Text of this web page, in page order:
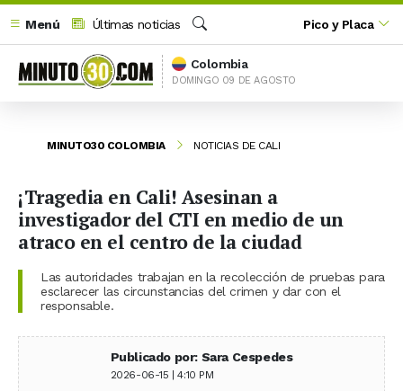
Menú
Últimas noticias
Buscar
Pico y Placa
Colombia
DOMINGO 09 DE AGOSTO
MINUTO30 COLOMBIA NOTICIAS DE CALI
¡Tragedia en Cali! Asesinan a
investigador del CTI en medio de un
atraco en el centro de la ciudad
Las autoridades trabajan en la recolección de pruebas para
esclarecer las circunstancias del crimen y dar con el
responsable.
Publicado por: Sara Cespedes
2026-06-15 | 4:10 PM